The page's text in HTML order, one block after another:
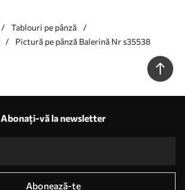
Tablouri pe pânză
Pictură pe pânză Balerină Nr s35538
Abonați-vă la newsletter
Abonează-te